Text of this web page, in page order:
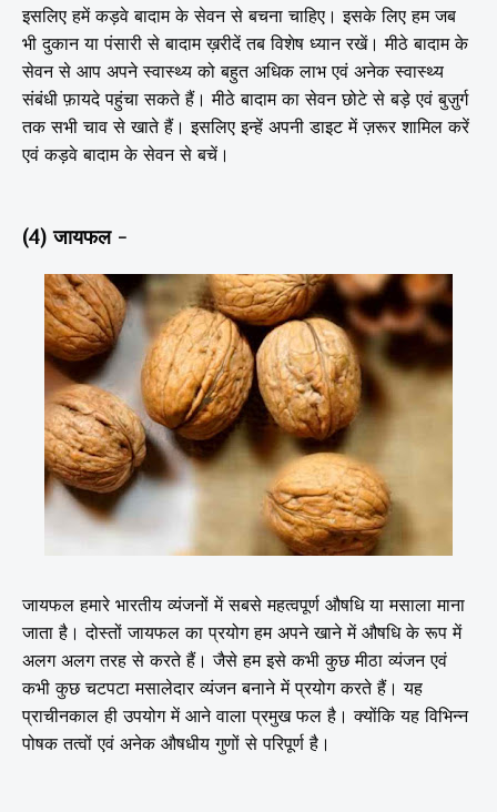
इसलिए हमें कड़वे बादाम के सेवन से बचना चाहिए। इसके लिए हम जब
भी दुकान या पंसारी से बादाम ख़रीदें तब विशेष ध्यान रखें। मीठे बादाम के
सेवन से आप अपने स्वास्थ्य को बहुत अधिक लाभ एवं अनेक स्वास्थ्य
संबंधी फ़ायदे पहुंचा सकते हैं। मीठे बादाम का सेवन छोटे से बड़े एवं बुज़ुर्ग
तक सभी चाव से खाते हैं। इसलिए इन्हें अपनी डाइट में ज़रूर शामिल करें
एवं कड़वे बादाम के सेवन से बचें।
(4) जायफल -
जायफल हमारे भारतीय व्यंजनों में सबसे महत्वपूर्ण औषधि या मसाला माना
जाता है। दोस्तों जायफल का प्रयोग हम अपने खाने में औषधि के रूप में
अलग अलग तरह से करते हैं। जैसे हम इसे कभी कुछ मीठा व्यंजन एवं
कभी कुछ चटपटा मसालेदार व्यंजन बनाने में प्रयोग करते हैं। यह
प्राचीनकाल ही उपयोग में आने वाला प्रमुख फल है। क्योंकि यह विभिन्न
पोषक तत्वों एवं अनेक औषधीय गुणों से परिपूर्ण है।